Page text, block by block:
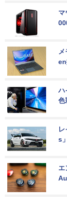
マ
ハ
色
s
エ